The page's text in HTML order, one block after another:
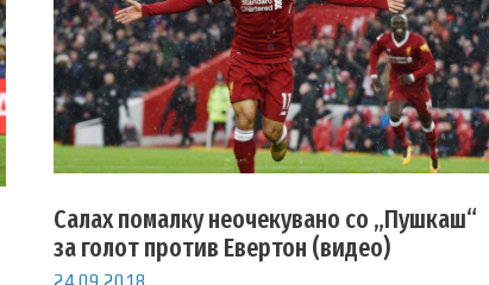
Салах помалку неочекувано со „Пушкаш“
за голот против Евертон (видео)
24.09.2018